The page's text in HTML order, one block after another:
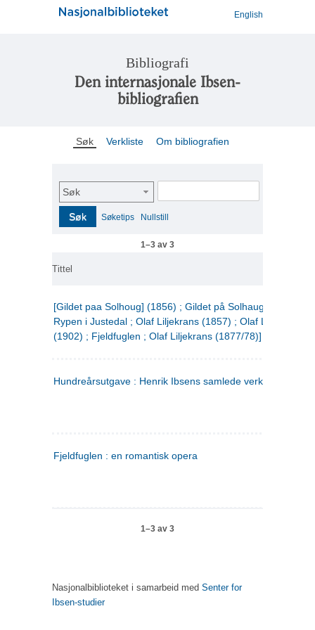
English
Bibliografi
Den internasjonale Ibsen-
bibliografien
Søk Verkliste Om bibliografien
Søk
Søk Søketips Nullstill
1–3 av 3
Tittel
[Gildet paa Solhoug] (1856) ; Gildet på Solhaug (1883) ;
Rypen i Justedal ; Olaf Liljekrans (1857) ; Olaf Liljekrans
(1902) ; Fjeldfuglen ; Olaf Liljekrans (1877/78)]
Hundreårsutgave : Henrik Ibsens samlede verker. 3
Fjeldfuglen : en romantisk opera
1–3 av 3
Nasjonalbiblioteket i samarbeid med Senter for
Ibsen-studier